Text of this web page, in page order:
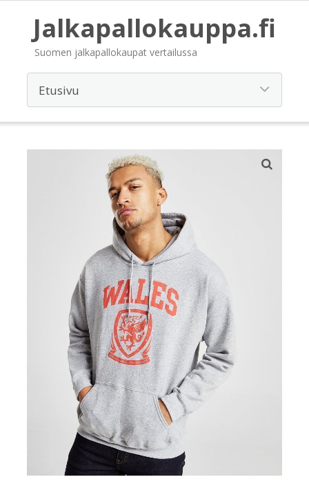
Jalkapallokauppa.fi
Suomen jalkapallokaupat vertailussa